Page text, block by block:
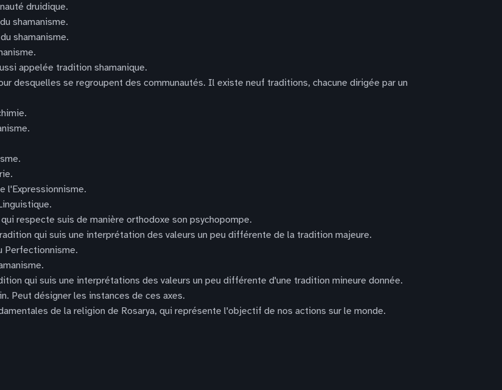
druidique.
shamanisme.
shamanisme.
appelée tradition shamanique.
desquelles se regroupent des communautés. Il existe neuf traditions, chacune dirigée par un
l'Expressionnisme.
respecte suis de manière orthodoxe son psychopompe.
qui suis une interprétation des valeurs un peu différente de la tradition majeure.
Perfectionnisme.
qui suis une interprétations des valeurs un peu différente d'une tradition mineure donnée.
Peut désigner les instances de ces axes.
de la religion de Rosarya, qui représente l'objectif de nos actions sur le monde.